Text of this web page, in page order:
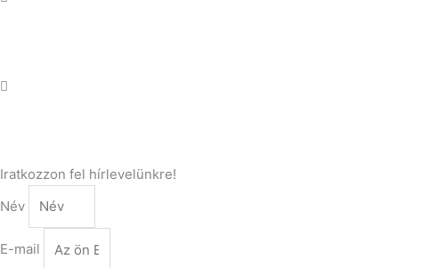
Iratkozzon fel hírlevelünkre!
Név
E-mail